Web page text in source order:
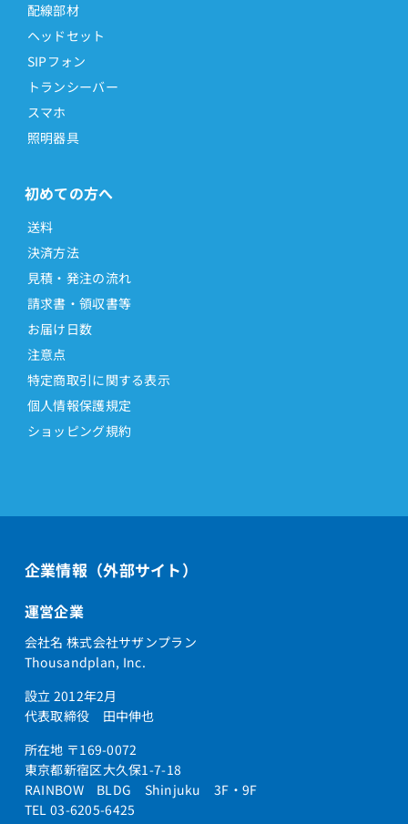
配線部材
ヘッドセット
SIPフォン
トランシーバー
スマホ
照明器具
初めての方へ
送料
決済方法
見積・発注の流れ
請求書・領収書等
お届け日数
注意点
特定商取引に関する表示
個人情報保護規定
ショッピング規約
企業情報（外部サイト）
運営企業
会社名 株式会社サザンプラン
Thousandplan, Inc.
設立 2012年2月
代表取締役 田中伸也
所在地 〒169-0072
東京都新宿区大久保1-7-18
RAINBOW BLDG Shinjuku 3F・9F
TEL 03-6205-6425